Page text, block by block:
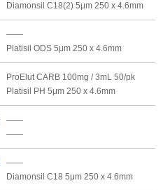
Diamonsil C18(2) 5μm 250 x 4.6mm
——
Platisil ODS 5μm 250 x 4.6mm
ProElut CARB 100mg / 3mL 50/pk
Platisil PH 5μm 250 x 4.6mm
——
——
——
Diamonsil C18 5μm 250 x 4.6mm